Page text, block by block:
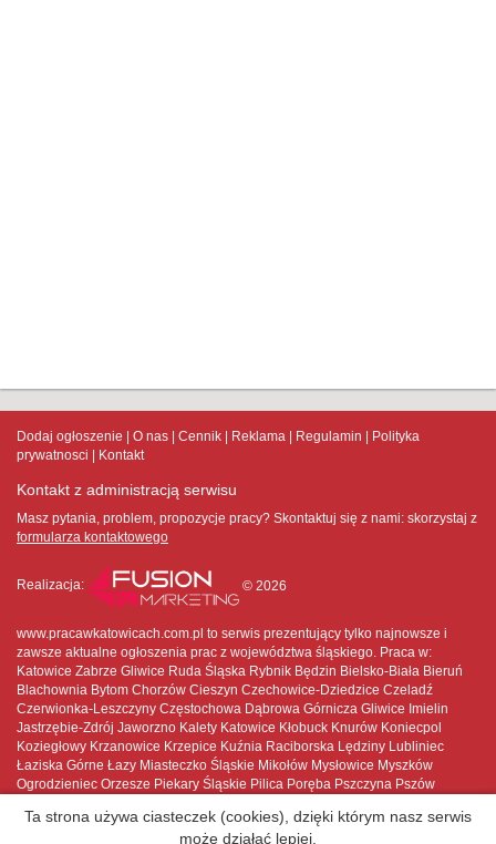
Dodaj ogłoszenie O nas Cennik Reklama Regulamin
Polityka
prywatnosci
Kontakt
Kontakt z administracją serwisu
Masz pytania, problem, propozycje pracy? Skontaktuj się z nami: skorzystaj z
formularza kontaktowego
Realizacja: © 2026
www.pracawkatowicach.com.pl to serwis prezentujący tylko najnowsze i
zawsze aktualne ogłoszenia prac z województwa śląskiego. Praca w:
Katowice Zabrze Gliwice Ruda Śląska Rybnik Będzin Bielsko-Biała Bieruń
Blachownia Bytom Chorzów Cieszyn Czechowice-Dziedzice Czeladź
Czerwionka-Leszczyny Częstochowa Dąbrowa Górnicza Gliwice Imielin
Jastrzębie-Zdrój Jaworzno Kalety Katowice Kłobuck Knurów Koniecpol
Koziegłowy Krzanowice Krzepice Kuźnia Raciborska Lędziny Lubliniec
Łaziska Górne Łazy Miasteczko Śląskie Mikołów Mysłowice Myszków
Ogrodzieniec Orzesze Piekary Śląskie Pilica Poręba Pszczyna Pszów
Siemianowice Śląskie Siewierz Skoczów Sławków Sosnowiec Sośnicowice
Ta strona używa ciasteczek (cookies), dzięki którym nasz serwis
może działać lepiej.